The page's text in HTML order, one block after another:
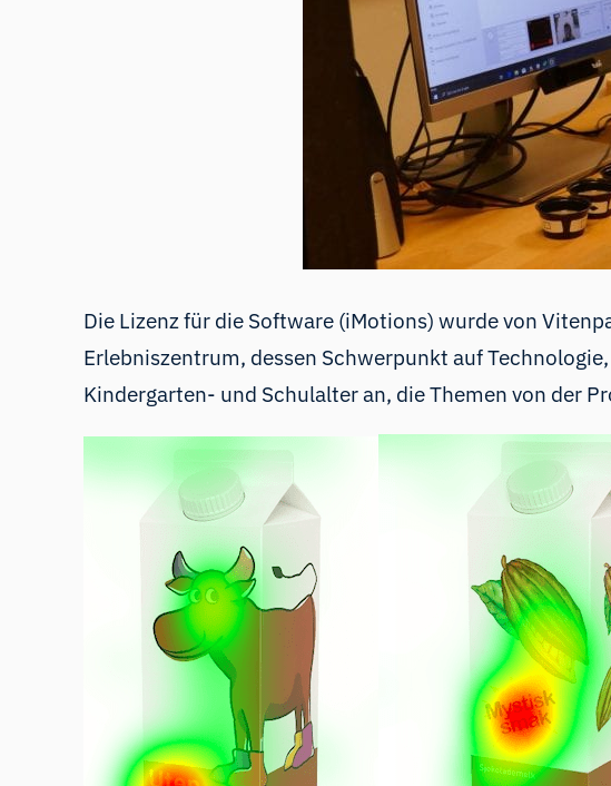
Die Lizenz für die Software (iMotions) wurde von
Erlebniszentrum, dessen Schwerpunkt auf
Kindergarten- und Schulalter an, die Themen von der